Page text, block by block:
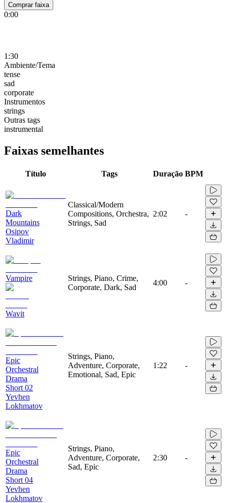
Comprar faixa
0:00
1:30
Ambiente/Tema
tense
sad
corporate
Instrumentos
strings
Outras tags
instrumental
Faixas semelhantes
Título Tags Duração BPM
Dark
Mountains
Osipov
Vladimir
Classical/Modern
Compositions, Orchestra,
Strings, Sad
2:02 -
Vampire
Wavit
Strings, Piano, Crime,
Corporate, Dark, Sad
4:00 -
Epic
Orchestral
Drama
Short 02
Yevhen
Lokhmatov
Strings, Piano,
Adventure, Corporate,
Emotional, Sad, Epic
1:22 -
Epic
Orchestral
Drama
Short 04
Yevhen
Lokhmatov
Strings, Piano,
Adventure, Corporate,
Sad, Epic
2:30 -